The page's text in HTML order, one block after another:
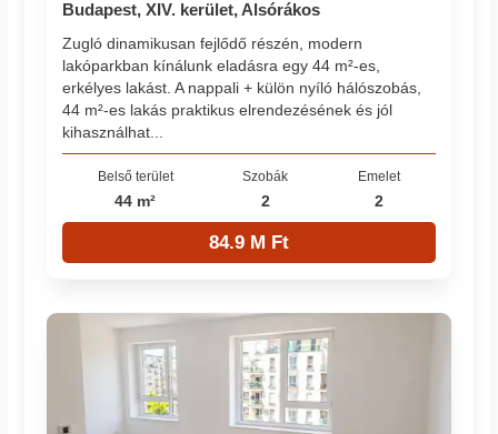
Budapest, XIV. kerület, Alsórákos
Zugló dinamikusan fejlődő részén, modern
lakóparkban kínálunk eladásra egy 44 m²-es,
erkélyes lakást. A nappali + külön nyíló hálószobás,
44 m²-es lakás praktikus elrendezésének és jól
kihasználhat...
Belső terület
44 m²
Szobák
2
Emelet
2
84.9 M Ft